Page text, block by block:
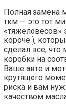
Полная замена
ткм — это тот
«тяжеловесов»
короче ),
сделал все, что
коробки на
Ваше авто и
крутящего
риска и вам
качеством